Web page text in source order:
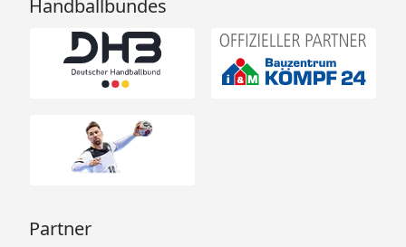
Handballbundes
Partner